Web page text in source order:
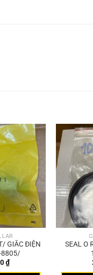
GIẮC ĐIỆN
8805/
₫
SEAL O